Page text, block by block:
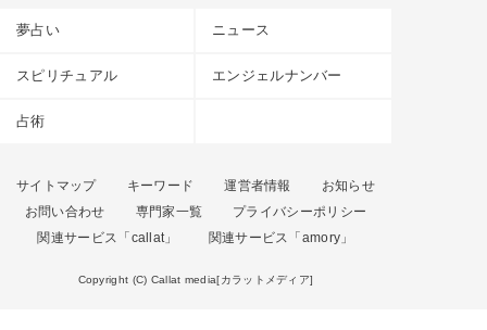
夢占い ニュース
スピリチュアル エンジェルナンバー
占術
サイトマップ キーワード 運営者情報
お知らせ
お問い合わせ
専門家一覧
プライバシーポリシー
関連サービス「callat」
関連サービス「amory」
Copyright (C) Callat media[カラットメディア]